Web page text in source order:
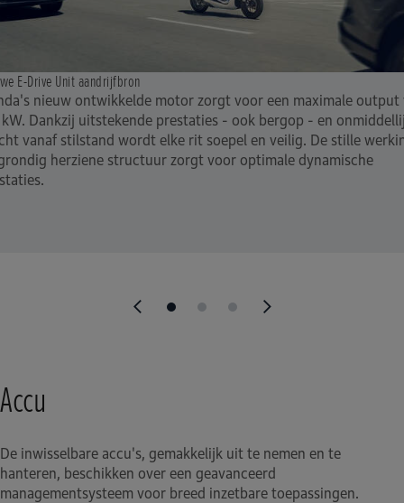
E-Drive Unit aandrijfbron
nieuw ontwikkelde motor zorgt voor een maximale output
Dankzij uitstekende prestaties - ook bergop - en
vanaf stilstand wordt elke rit soepel en veilig. De stille
herziene structuur zorgt voor optimale dynamische
Accu
De inwisselbare accu's, gemakkelijk uit te nemen en te
hanteren, beschikken over een geavanceerd
managementsysteem voor breed inzetbare toepassingen.